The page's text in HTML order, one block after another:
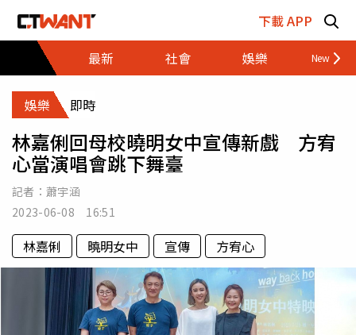
下載 APP
最新
社會 娛樂 財經
娛樂 即時
林嘉俐回母校曉明女中宣傳新戲 方宥
心當演唱會跳下舞臺
記者： 蕭宇涵
2023-06-08 16:51
林嘉俐 曉明女中 宣傳 方宥心